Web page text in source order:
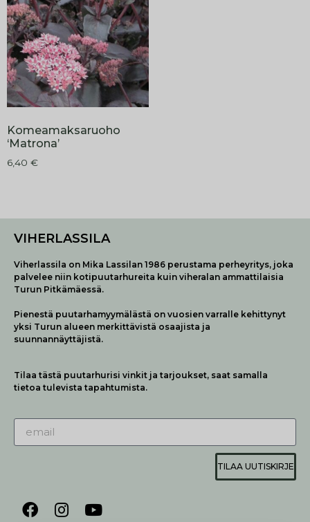
Komeamaksaruoho
‘Matrona’
6,40 €
VIHERLASSILA
Viherlassila on Mika Lassilan 1986 perustama perheyritys, joka
palvelee niin kotipuutarhureita kuin viheralan ammattilaisia
Turun Pitkämäessä.
Pienestä puutarhamyymälästä on vuosien varralle kehittynyt
yksi Turun alueen merkittävistä osaajista ja
suunnannäyttäjistä.
Tilaa tästä puutarhurisi vinkit ja tarjoukset, saat samalla
tietoa tulevista tapahtumista.
TILAA UUTISKIRJE